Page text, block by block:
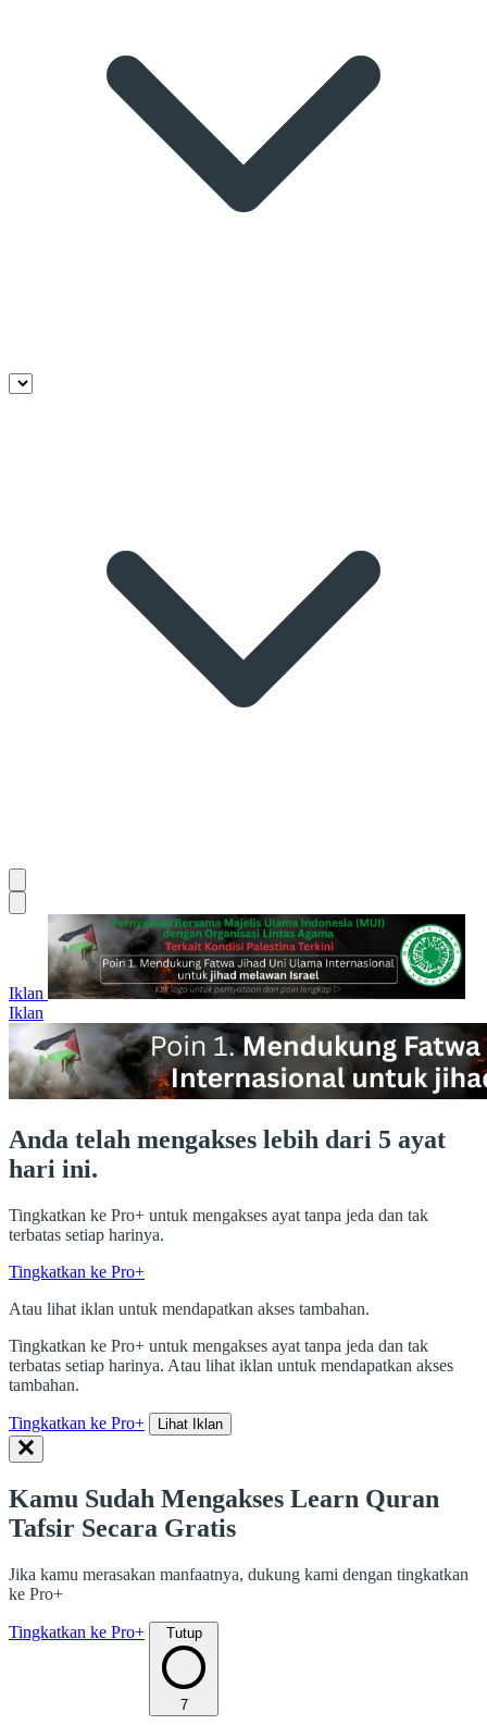
Iklan
Iklan
Anda telah mengakses lebih dari 5 ayat
hari ini.
Tingkatkan ke Pro+ untuk mengakses ayat tanpa jeda dan tak
terbatas setiap harinya.
Tingkatkan ke Pro+
Atau lihat iklan untuk mendapatkan akses tambahan.
Tingkatkan ke Pro+ untuk mengakses ayat tanpa jeda dan tak
terbatas setiap harinya. Atau lihat iklan untuk mendapatkan akses
tambahan.
Tingkatkan ke Pro+ Lihat Iklan
Kamu Sudah Mengakses Learn Quran
Tafsir Secara Gratis
Jika kamu merasakan manfaatnya, dukung kami dengan tingkatkan
ke Pro+
Tingkatkan ke Pro+ Tutup
7